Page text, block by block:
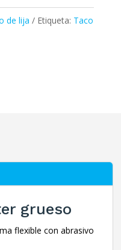
de lija Etiqueta: Taco
grueso
flexible con abrasivo